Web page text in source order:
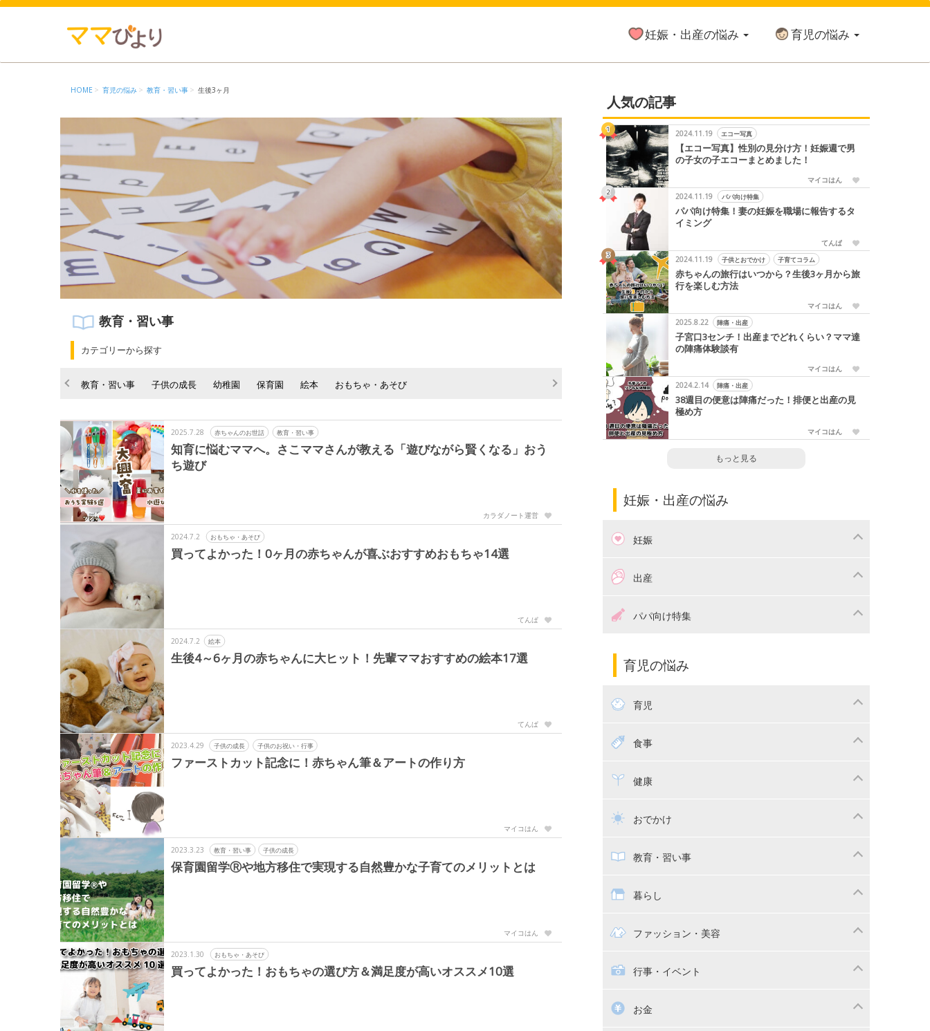
妊娠・出産の悩み 育児の悩み
HOME 育児の悩み 教育・習い事 生後3ヶ月
教育・習い事
カテゴリーから探す
教育・習い事 子供の成長 幼稚園 保育園 絵本 おもちゃ・あそび
2025.7.28 赤ちゃんのお世話 教育・習い事
知育に悩むママへ。さこママさんが教える「遊びながら賢くなる」おう
ち遊び
カラダノート運営
2024.7.2 おもちゃ・あそび
買ってよかった！0ヶ月の赤ちゃんが喜ぶおすすめおもちゃ14選
てんぱ
2024.7.2 絵本
生後4～6ヶ月の赤ちゃんに大ヒット！先輩ママおすすめの絵本17選
てんぱ
2023.4.29 子供の成長 子供のお祝い・行事
ファーストカット記念に！赤ちゃん筆＆アートの作り方
マイコはん
2023.3.23 教育・習い事 子供の成長
保育園留学Ⓡや地方移住で実現する自然豊かな子育てのメリットとは
マイコはん
2023.1.30 おもちゃ・あそび
買ってよかった！おもちゃの選び方＆満足度が高いオススメ10選
人気の記事
2024.11.19 エコー写真
【エコー写真】性別の見分け方！妊娠週で男
の子女の子エコーまとめました！
マイコはん
2024.11.19
パパ向け特集
パパ向け特集！妻の妊娠を職場に報告するタ
イミング
てんぱ
2024.11.19
子供とおでかけ 子育てコラム
赤ちゃんの旅行はいつから？生後3ヶ月から旅
行を楽しむ方法
マイコはん
2025.8.22
陣痛・出産
子宮口3センチ！出産までどれくらい？ママ達
の陣痛体験談有
マイコはん
2024.2.14
陣痛・出産
38週目の便意は陣痛だった！排便と出産の見
極め方
マイコはん
もっと見る
妊娠・出産の悩み
妊娠
つわり
妊娠中の食事
出産
出産準備パパ向け特集
パパ向け特集
育児の悩み
育児
赤ちゃんのお世話
寝かしつけ
トイトレ
食事
離乳食健康
乳幼児健診・予防接種
おでかけ
子供とおでかけ
抱っこ紐
教育・習い事
教育・習い事
幼稚園
絵本
暮らし
ママの日常
家族関係・夫婦関係
掃除
ファッション・美容
子供の服・ファッション
行事・イベント
漫画 お金